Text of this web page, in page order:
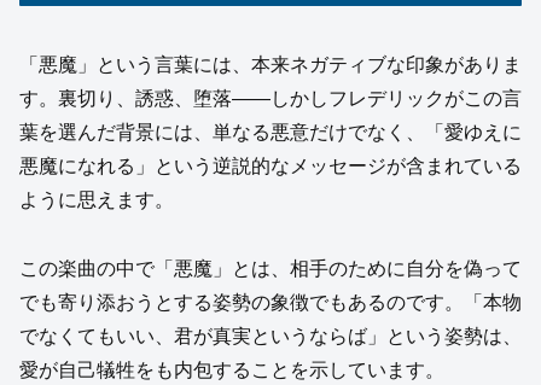
「悪魔」という言葉には、本来ネガティブな印象がありま
す。裏切り、誘惑、堕落――しかしフレデリックがこの言
葉を選んだ背景には、単なる悪意だけでなく、「愛ゆえに
悪魔になれる」という逆説的なメッセージが含まれている
ように思えます。
この楽曲の中で「悪魔」とは、相手のために自分を偽って
でも寄り添おうとする姿勢の象徴でもあるのです。「本物
でなくてもいい、君が真実というならば」という姿勢は、
愛が自己犠牲をも内包することを示しています。